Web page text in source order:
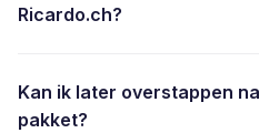
Ricardo.ch?
Kan ik later overstappen
pakket?